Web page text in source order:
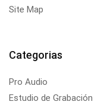
Site Map
Categorias
Pro Audio
Estudio de Grabación